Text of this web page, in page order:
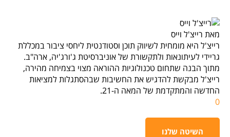
מאת רייצ'ל וייס
רייצ'ל היא מומחית לשיווק תוכן וסטודנטית ליחסי ציבור במכללת
גריידי לעיתונאות ולתקשורת של אוניברסיטת ג'ורג'יה, ארה"ב.
מתוך הבנה שתחום טכנולוגיות ההוראה מצוי בצמיחה מהירה,
רייצ'ל מבקשת להדגיש את החשיבות שבהסתגלות למציאות
החדשה והמתקדמת של המאה ה-21.
0
השיטה שלנו